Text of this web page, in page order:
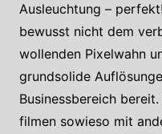
Ausleuchtung –
bewusst nicht dem
wollenden Pixelwahn
grundsolide
Businessbereich
filmen sowieso mit